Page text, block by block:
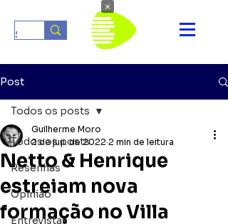
Post
Todos os posts
Resenhas
Opinião
Entrevistas
Todos os posts
Netto & Henrique
estreiam nova
formação no Villa
Guilherme Moro
2 de jun. de 2022 2 min de leitura
×